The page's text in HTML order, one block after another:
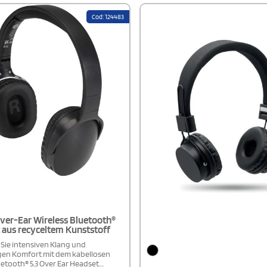
Geliefert in einer
Geschenkbox mit
Cod: 124483
Ear Wireless Bluetooth®
aus recyceltem Kunststoff
intensiven Klang und
Komfort mit dem kabellosen
5.3 Over Ear Headset.